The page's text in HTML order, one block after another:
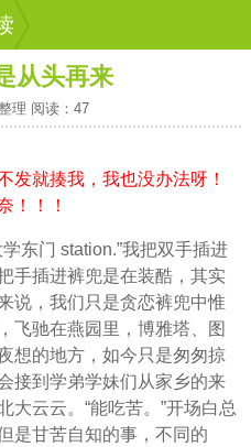
从头再来
理 阅读：47
发就揍我，我也没办法呀！
！！！
东门 station.”我把双手插进
手插进裤兜是在装酷，其实
说，我们只是贪恋裤兜中惟
飞驰在燕园里，博雅塔、图
的地方，如今只是匆匆掠
接到学弟学妹们从家乡的来
大云云。“能吃苦。”开场白总
是甘苦自知的事，不同的